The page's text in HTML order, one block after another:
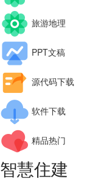
旅游地理
PPT文稿
源代码下载
软件下载
精品热门
智慧住建